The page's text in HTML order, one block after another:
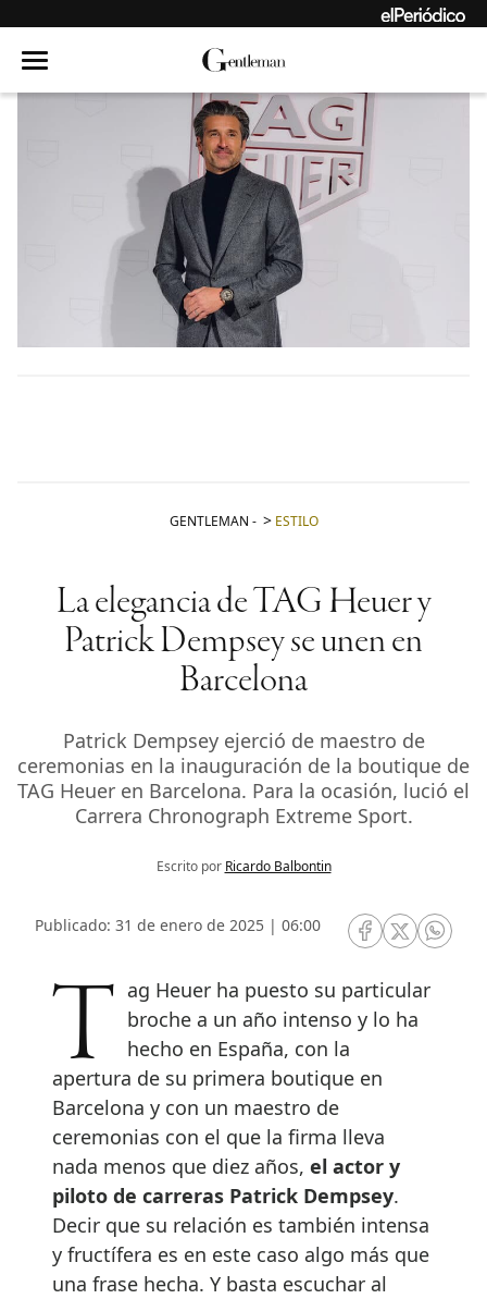
GENTLEMAN - ESTILO
La elegancia de TAG Heuer y
Patrick Dempsey se unen en
Barcelona
Patrick Dempsey ejerció de maestro de
ceremonias en la inauguración de la boutique de
TAG Heuer en Barcelona. Para la ocasión, lució el
Carrera Chronograph Extreme Sport.
Escrito por Ricardo Balbontin
Publicado: 31 de enero de 2025 | 06:00
RRSS Facebook
RRSSRRSS
Tag Heuer ha puesto su particular broche a un año intenso y lo ha
hecho en España, con la
apertura de su primera boutique en
Barcelona y con un maestro de
ceremonias con el que la firma lleva
nada menos que diez años, el actor y
piloto de carreras Patrick Dempsey.
Decir que su relación es también intensa
y fructífera es en este caso algo más que
una frase hecha. Y basta escuchar al